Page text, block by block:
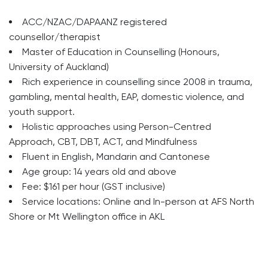
ACC/NZAC/DAPAANZ registered
counsellor/therapist
Master of Education in Counselling (Honours,
University of Auckland)
Rich experience in counselling since 2008 in trauma,
gambling, mental health, EAP, domestic violence, and
youth support.
Holistic approaches using Person-Centred
Approach, CBT, DBT, ACT, and Mindfulness
Fluent in English, Mandarin and Cantonese
Age group: 14 years old and above
Fee: $161 per hour (GST inclusive)
Service locations: Online and In-person at AFS North
Shore or Mt Wellington office in AKL